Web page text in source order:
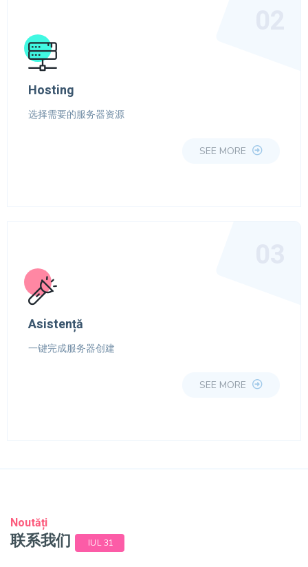
Hosting
选择需要的服务器资源
SEE MORE
Asistență
一键完成服务器创建
SEE MORE
Noutăți
联系我们 IUL 31